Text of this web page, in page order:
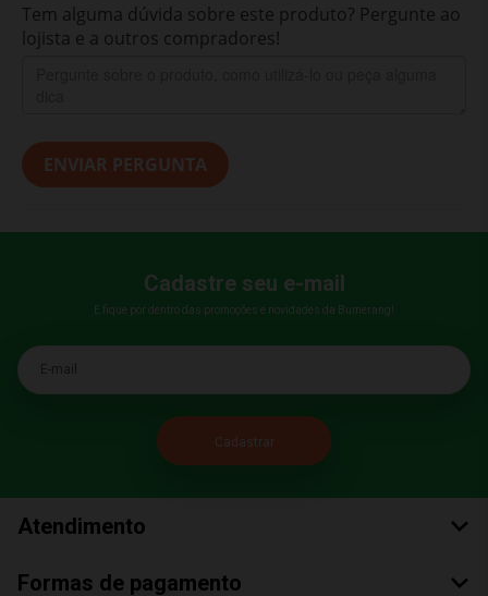
Tem alguma dúvida sobre este produto? Pergunte ao
lojista e a outros compradores!
ENVIAR PERGUNTA
Cadastre seu e-mail
E fique por dentro das promoções e novidades da Bumerang!
E-mail
Atendimento
Formas de pagamento